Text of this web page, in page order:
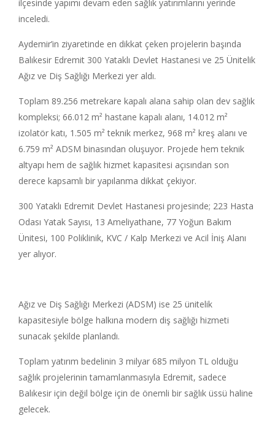
ilçesinde yapımı devam eden sağlık yatırımlarını yerinde
inceledi.
Aydemir’in ziyaretinde en dikkat çeken projelerin başında
Balıkesir Edremit 300 Yataklı Devlet Hastanesi ve 25 Ünitelik
Ağız ve Diş Sağlığı Merkezi yer aldı.
Toplam 89.256 metrekare kapalı alana sahip olan dev sağlık
kompleksi; 66.012 m² hastane kapalı alanı, 14.012 m²
izolatör katı, 1.505 m² teknik merkez, 968 m² kreş alanı ve
6.759 m² ADSM binasından oluşuyor. Projede hem teknik
altyapı hem de sağlık hizmet kapasitesi açısından son
derece kapsamlı bir yapılanma dikkat çekiyor.
300 Yataklı Edremit Devlet Hastanesi projesinde; 223 Hasta
Odası Yatak Sayısı, 13 Ameliyathane, 77 Yoğun Bakım
Ünitesi, 100 Poliklinik, KVC / Kalp Merkezi ve Acil İniş Alanı
yer alıyor.
Ağız ve Diş Sağlığı Merkezi (ADSM) ise 25 ünitelik
kapasitesiyle bölge halkına modern diş sağlığı hizmeti
sunacak şekilde planlandı.
Toplam yatırım bedelinin 3 milyar 685 milyon TL olduğu
sağlık projelerinin tamamlanmasıyla Edremit, sadece
Balıkesir için değil bölge için de önemli bir sağlık üssü haline
gelecek.